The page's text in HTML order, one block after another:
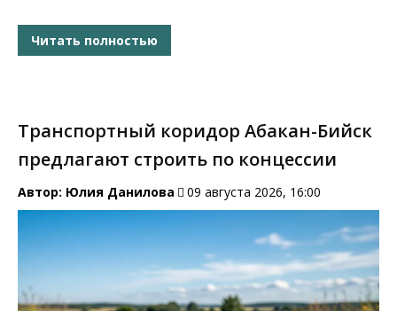
Читать полностью
Транспортный коридор Абакан-Бийск
предлагают строить по концессии
Автор: Юлия Данилова 09 августа 2026, 16:00